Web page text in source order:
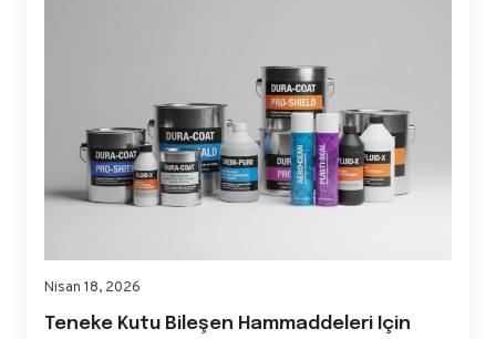
Nisan 18, 2026
Teneke Kutu Bileşen Hammaddeleri Için